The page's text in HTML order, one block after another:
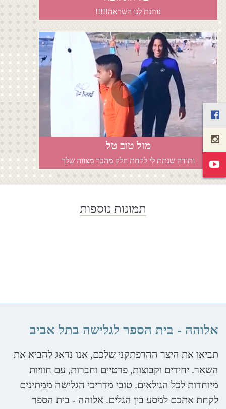
נותנת לנו השראה!!!!!
מזל טוב טל
ותודה שנתת לי לקחת חלק מהבר מצווה שלך
תמונות נוספות
אלוהה - בית הספר לגלישה בתל אביב
תביאו את היצר ההרפתקני שלכם, אנו נדאג להביא את
השאר. יחידים וקבוצות, פרטיים וחברות, עם חוויות
מיוחדות לכל הגילאים. טובי מדריכי הגלישה ממתינים
לקחת אתכם למסע בין הגלים. אלוהה - בית הספר